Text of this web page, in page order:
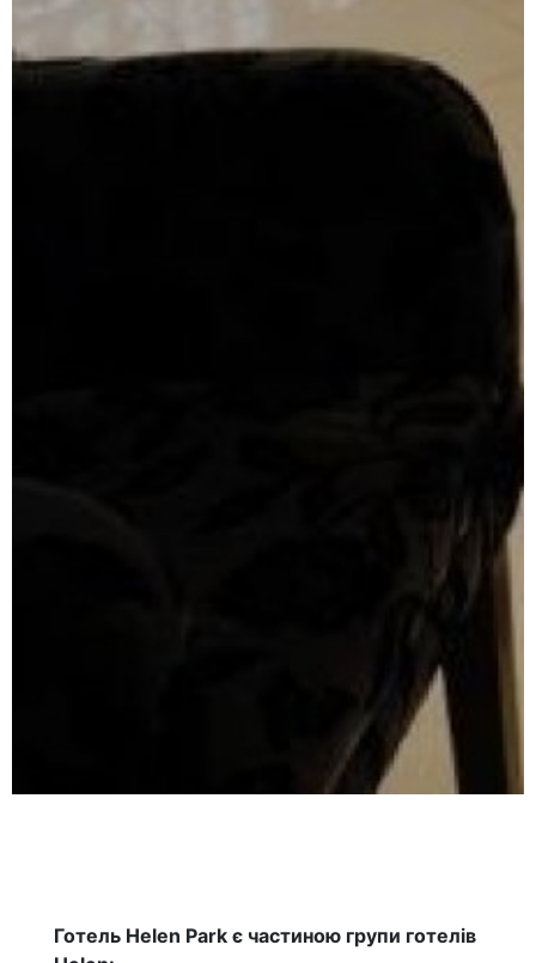
Готель Helen Park є частиною групи готелів